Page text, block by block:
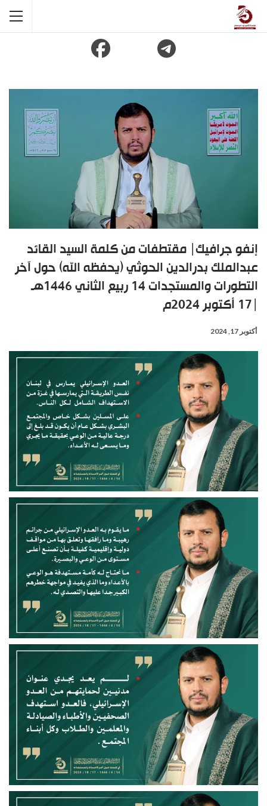
إنفو جرافيك| مقتطفات من كلمة السيد القائد
عبدالملك بدرالدين الحوثي (يحفظه الله) حول آخر
التطورات والمستجدات 14 ربيع الثاني 1446هـ
|17 أكتوبر 2024م
أكتوبر 17, 2024